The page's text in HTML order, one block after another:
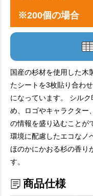
※200個の場合
国産の杉材を使用した木
たシートを3枚貼り合わ
になっています。 シル
め、ロゴやキャラクター
の情報を盛り込むことが
環境に配慮したエコなノ
ほのかにかおる杉の香り
す。
商品仕様